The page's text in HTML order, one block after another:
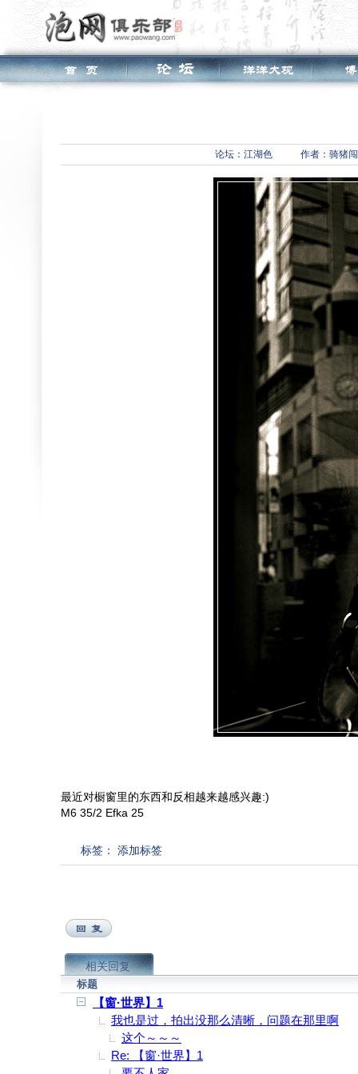
论坛： 江湖色 作者：骑猪
最近对橱窗里的东西和反相越来越感兴趣:)
M6 35/2 Efka 25
标签： 添加标签
相关回复
标题
【窗·世界】1
我也是过，拍出没那么清晰，问题在那里啊
这个～～～
Re: 【窗·世界】1